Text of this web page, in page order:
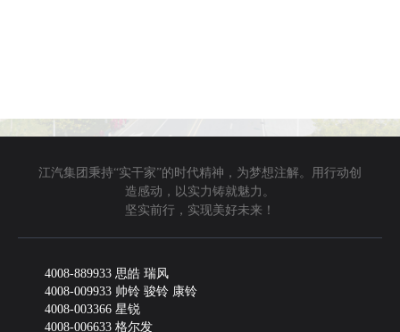
江汽集团秉持“实干家”的时代精神，为梦想注解。用行动创
造感动，以实力铸就魅力。
坚实前行，实现美好未来！
4008-889933 思皓 瑞风
4008-009933 帅铃 骏铃 康铃
4008-003366 星锐
4008-006633 格尔发